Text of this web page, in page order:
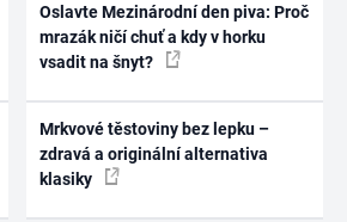
Oslavte Mezinárodní den piva: Proč
mrazák ničí chuť a kdy v horku
vsadit na šnyt?
Mrkvové těstoviny bez lepku –
zdravá a originální alternativa
klasiky